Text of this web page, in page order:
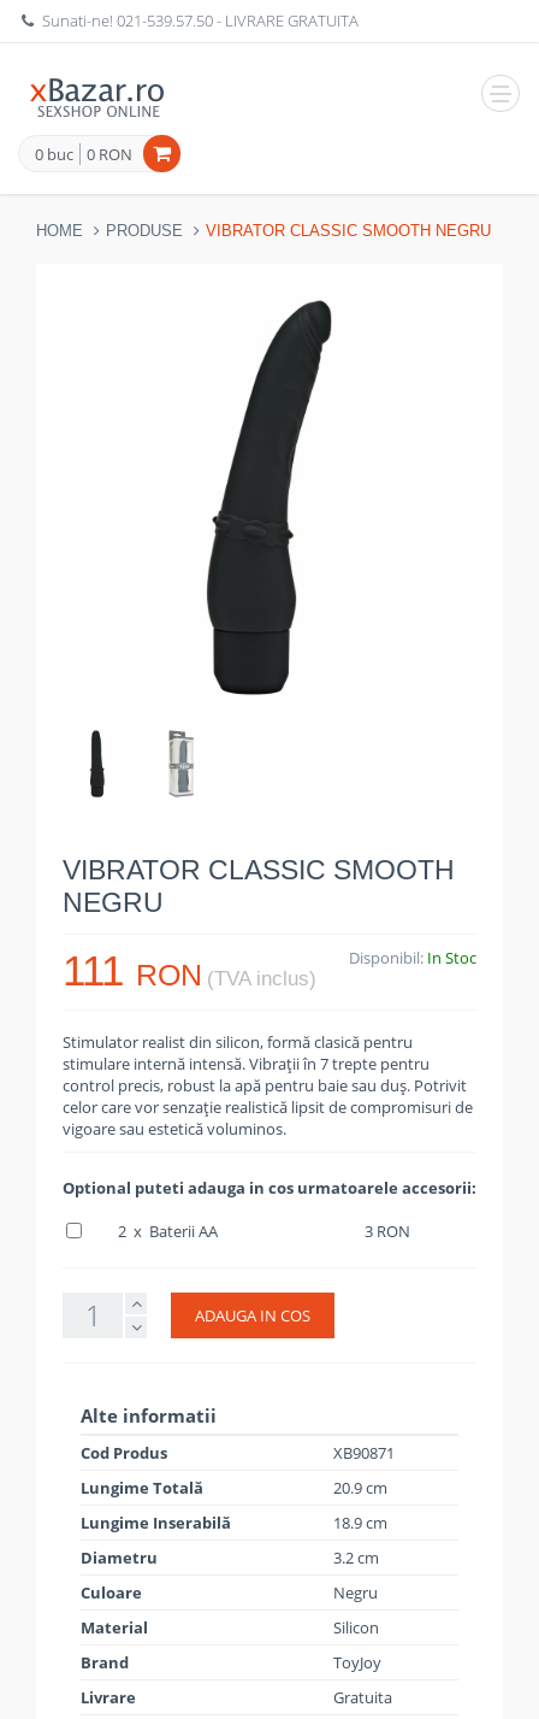
Sunati-ne!021-539.57.50- LIVRARE GRATUITA
0 buc 0 RON
HOME PRODUSE VIBRATOR CLASSIC SMOOTH NEGRU
VIBRATOR CLASSIC SMOOTH
NEGRU
111 RON (TVA inclus)
Disponibil: In Stoc
Stimulator realist din silicon, formă clasică pentru
stimulare internă intensă. Vibrații în 7 trepte pentru
control precis, robust la apă pentru baie sau duș. Potrivit
celor care vor senzație realistică lipsit de compromisuri de
vigoare sau estetică voluminos.
Optional puteti adauga in cos urmatoarele accesorii:
2 x Baterii AA
3 RON
ADAUGA IN COS
Alte informatii
Cod Produs
XB90871
Lungime Totală
20.9 cm
Lungime Inserabilă
18.9 cm
Diametru
3.2 cm
Culoare
Negru
Material
Silicon
Brand
ToyJoy
Livrare
Gratuita